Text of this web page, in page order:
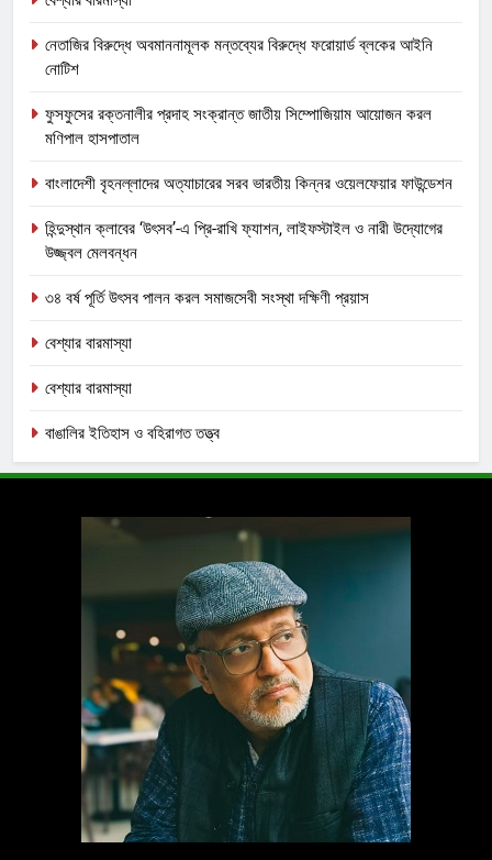
নেতাজির বিরুদ্ধে অবমাননামূলক মন্তব্যের বিরুদ্ধে ফরোয়ার্ড ব্লকের আইনি
নোটিশ
ফুসফুসের রক্তনালীর প্রদাহ সংক্রান্ত জাতীয় সিম্পোজিয়াম আয়োজন করল
মণিপাল হাসপাতাল
বাংলাদেশী বৃহনল্লাদের অত্যাচারের সরব ভারতীয় কিন্নর ওয়েলফেয়ার ফাউন্ডেশন
হিন্দুস্থান ক্লাবের ‘উৎসব’-এ প্রি-রাখি ফ্যাশন, লাইফস্টাইল ও নারী উদ্যোগের
উজ্জ্বল মেলবন্ধন
৩৪ বর্ষ পূর্তি উৎসব পালন করল সমাজসেবী সংস্থা দক্ষিণী প্রয়াস
বেশ্যার বারমাস্যা
বেশ্যার বারমাস্যা
বাঙালির ইতিহাস ও বহিরাগত তত্ত্ব